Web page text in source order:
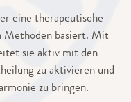
eine therapeutische
Methoden basiert. Mit
sie aktiv mit den
zu aktivieren und
zu bringen.